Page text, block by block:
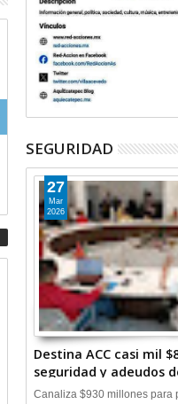
El Tabasqueño Dice | Morena /
Juan U. Hernández: Autor
SEGURIDAD
Destina ACC casi mil
seguridad y adeudos
27
Mar
2026
Canaliza $930 millones para